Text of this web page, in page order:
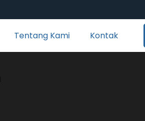
Tentang Kami Kontak